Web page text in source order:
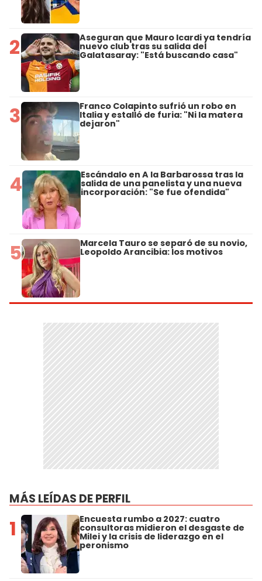
2 Aseguran que Mauro Icardi ya tendría
nuevo club tras su salida del
Galatasaray: "Está buscando casa"
3 Franco Colapinto sufrió un robo en
Italia y estalló de furia: "Ni la matera
dejaron"
4 Escándalo en A la Barbarossa tras la
salida de una panelista y una nueva
incorporación: "Se fue ofendida"
5 Marcela Tauro se separó de su novio,
Leopoldo Arancibia: los motivos
MÁS LEÍDAS DE PERFIL
1 Encuesta rumbo a 2027: cuatro
consultoras midieron el desgaste de
Milei y la crisis de liderazgo en el
peronismo